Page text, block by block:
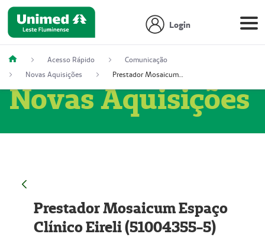
Login
Acesso Rápido
Comunicação
Novas Aquisições
Prestador Mosaicum Espaço Clínico Eireli (51004355-5)
Novas Aquisições
Prestador Mosaicum Espaço
Clínico Eireli (51004355-5)